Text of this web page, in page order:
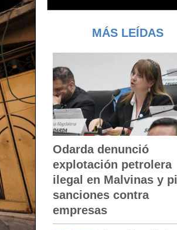
MÁS LEÍDAS
Odarda denunció
explotación petrolera
ilegal en Malvinas y
sanciones contra
empresas